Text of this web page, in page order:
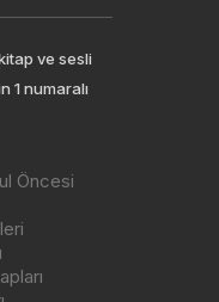
ve sesli
1 numaralı
Öncesi